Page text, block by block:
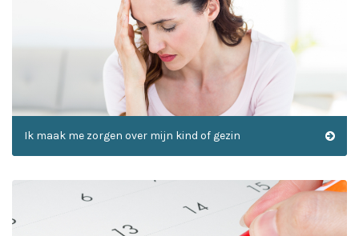
Ik maak me zorgen over mijn kind of gezin